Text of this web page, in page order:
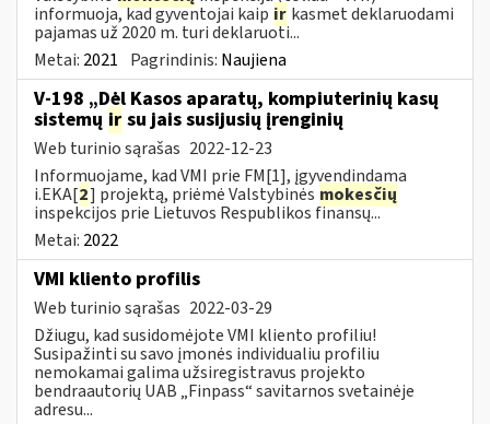
informuoja, kad gyventojai kaip ir kasmet deklaruodami
pajamas už 2020 m. turi deklaruoti...
Metai: 2021 Pagrindinis: Naujiena
V-198 „Dėl Kasos aparatų, kompiuterinių kasų
sistemų ir su jais susijusių įrenginių
Web turinio sąrašas 2022-12-23
Informuojame, kad VMI prie FM[1], įgyvendindama
i.EKA[2] projektą, priėmė Valstybinės mokesčių
inspekcijos prie Lietuvos Respublikos finansų...
Metai: 2022
VMI kliento profilis
Web turinio sąrašas 2022-03-29
Džiugu, kad susidomėjote VMI kliento profiliu!
Susipažinti su savo įmonės individualiu profiliu
nemokamai galima užsiregistravus projekto
bendraautorių UAB „Finpass“ savitarnos svetainėje
adresu...